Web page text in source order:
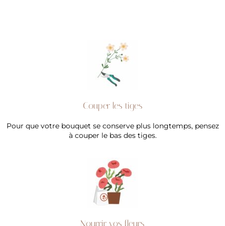
Couper les tiges
Pour que votre bouquet se conserve plus longtemps, pensez
à couper le bas des tiges.
Nourrir vos fleurs